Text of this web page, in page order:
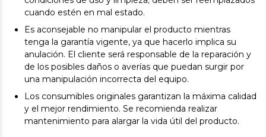
cuando estén en mal estado.
Es aconsejable no manipular el producto mientras
tenga la garantía vigente, ya que hacerlo implica su
anulación. El cliente será responsable de la reparación y
de los posibles daños o averías que puedan surgir por
una manipulación incorrecta del equipo.
Los consumibles originales garantizan la máxima calidad
y el mejor rendimiento. Se recomienda realizar
mantenimiento para alargar la vida útil del producto.